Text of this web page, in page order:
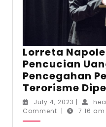
Lorreta
Pencucian
Pencegahan
Terorisme
July 4, 2023 July
4,
|
Comment | 7:16 am